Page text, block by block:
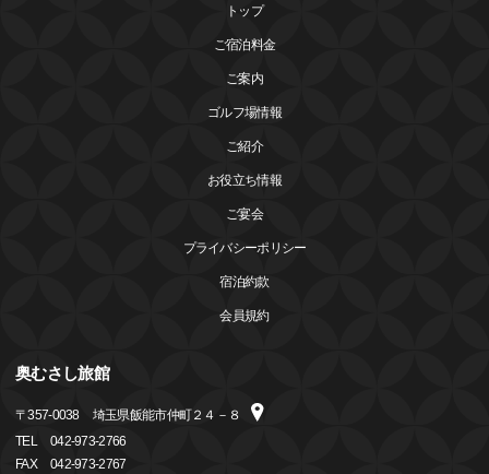
トップ
ご宿泊料金
ご案内
ゴルフ場情報
ご紹介
お役立ち情報
ご宴会
プライバシーポリシー
宿泊約款
会員規約
奥むさし旅館
〒357-0038
埼玉県飯能市仲町２４－８
TEL
042-973-2766
FAX
042-973-2767